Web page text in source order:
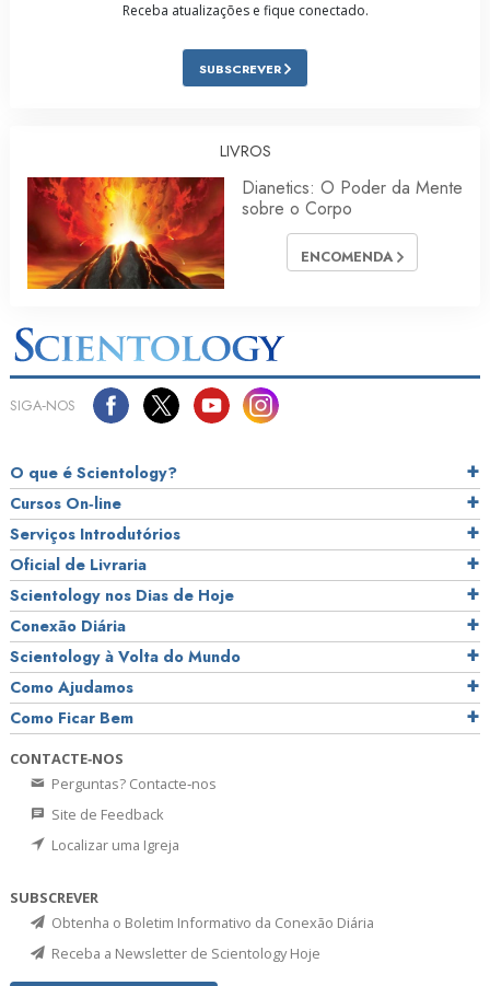
Receba atualizações e fique conectado.
SUBSCREVER
LIVROS
Dianetics: O Poder da Mente
sobre o Corpo
ENCOMENDA
SIGA‑NOS
O que é Scientology?
Cursos On‑line
Serviços Introdutórios
Oficial de Livraria
Scientology nos Dias de Hoje
Conexão Diária
Scientology à Volta do Mundo
Como Ajudamos
Como Ficar Bem
CONTACTE‑NOS
Perguntas? Contacte‑nos
Site de Feedback
Localizar uma Igreja
SUBSCREVER
Obtenha o Boletim Informativo da Conexão Diária
Receba a Newsletter de Scientology Hoje